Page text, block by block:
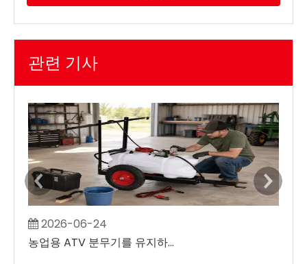
관련 기사
2026-06-24
농업용 ATV 분무기를 유지하는 방법